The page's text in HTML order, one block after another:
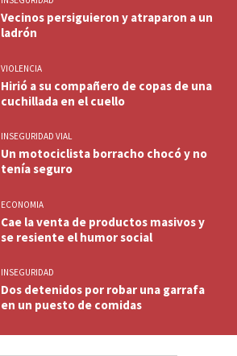
Vecinos persiguieron y atraparon a un
ladrón
VIOLENCIA
Hirió a su compañero de copas de una
cuchillada en el cuello
INSEGURIDAD VIAL
Un motociclista borracho chocó y no
tenía seguro
ECONOMIA
Cae la venta de productos masivos y
se resiente el humor social
INSEGURIDAD
Dos detenidos por robar una garrafa
en un puesto de comidas